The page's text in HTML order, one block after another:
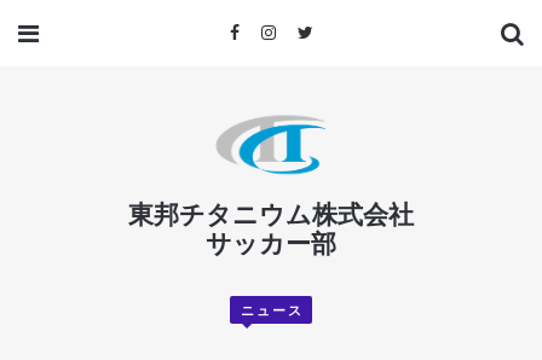
東邦チタニウム株式会社
サッカー部
ニュース